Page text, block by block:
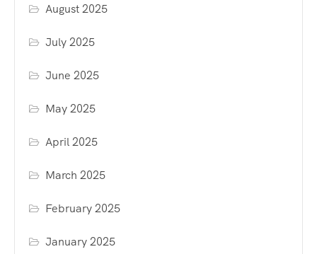
August 2025
July 2025
June 2025
May 2025
April 2025
March 2025
February 2025
January 2025